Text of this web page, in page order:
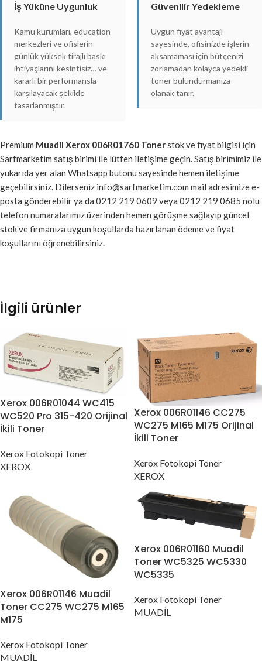
İş Yüküne Uygunluk
Kamu kurumları, education
merkezleri ve ofislerin
günlük yüksek tirajlı baskı
ihtiyaçlarını kesintisiz… ve
kararlı bir performansla
karşılayacak şekilde
tasarlanmıştır.
Güvenilir Yedekleme
Uygun fiyat avantajı
sayesinde, ofisinizde işlerin
aksamaması için bütçenizi
zorlamadan kolayca yedekli
toner bulundurmanıza
olanak tanır.
Premium Muadil Xerox 006R01760 Tonerstok ve fiyat bilgisi için
Sarfmarketim satış birimi ile lütfen iletişime geçin. Satış birimimiz ile
yukarıda yer alan Whatsapp butonu sayesinde hemen iletişime
geçebilirsiniz. Dilerseniz info@sarfmarketim.com mail adresimize e-
posta gönderebilir ya da 0212 219 0609 veya 0212 219 0685 nolu
telefon numaralarımız üzerinden hemen görüşme sağlayıp güncel
stok ve firmanıza uygun koşullarda hazırlanan ödeme ve fiyat
koşullarını öğrenebilirsiniz.
İlgili ürünler
Xerox 006R01044 WC415
WC520 Pro 315-420 Orijinal
İkili Toner
Xerox Fotokopi Toner
XEROX
Xerox 006R01146 CC275
WC275 M165 M175 Orijinal
İkili Toner
Xerox Fotokopi Toner
XEROX
Xerox 006R01146 Muadil
Toner CC275 WC275 M165
M175
Xerox Fotokopi Toner
MUADİL
Xerox 006R01160 Muadil
Toner WC5325 WC5330
WC5335
Xerox Fotokopi Toner
MUADİL